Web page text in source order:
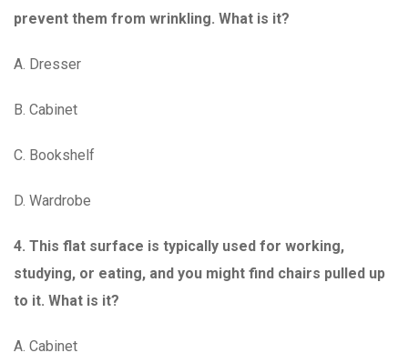
prevent them from wrinkling. What is it?
A. Dresser
B. Cabinet
C. Bookshelf
D. Wardrobe
4. This flat surface is typically used for working,
studying, or eating, and you might find chairs pulled up
to it. What is it?
A. Cabinet